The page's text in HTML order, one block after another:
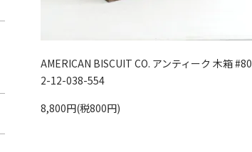
AMERICAN BISCUIT CO. アンティーク 木箱 #80
2-12-038-554
8,800円(税800円)